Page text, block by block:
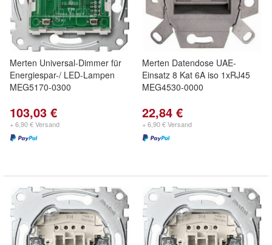
Merten Universal-Dimmer für
Energiespar-/ LED-Lampen
MEG5170-0300
103,03 €
+ 6,90 € Versand
Merten Datendose UAE-
Einsatz 8 Kat 6A iso 1xRJ45
MEG4530-0000
22,84 €
+ 6,90 € Versand